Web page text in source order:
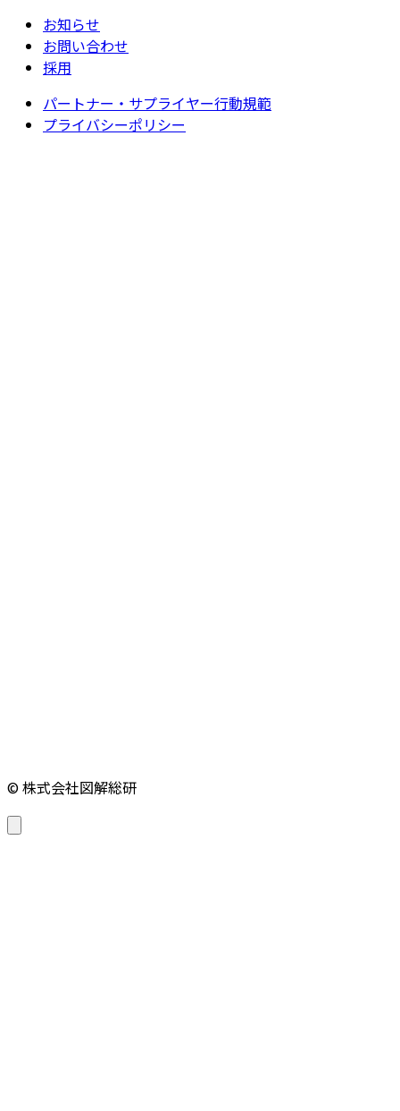
お知らせ
お問い合わせ
採用
パートナー・サプライヤー行動規範
プライバシーポリシー
© 株式会社図解総研